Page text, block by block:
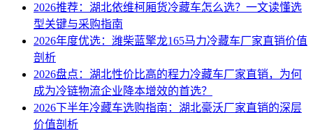
2026推荐：湖北依维柯厢货冷藏车怎么选？一文读懂选
型关键与采购指南
2026年度优选：潍柴蓝擎龙165马力冷藏车厂家直销价值
剖析
2026盘点：湖北性价比高的程力冷藏车厂家直销，为何
成为冷链物流企业降本增效的首选？
2026下半年冷藏车选购指南：湖北豪沃厂家直销的深层
价值剖析